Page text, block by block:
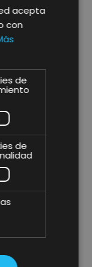
acepta
con
de
de